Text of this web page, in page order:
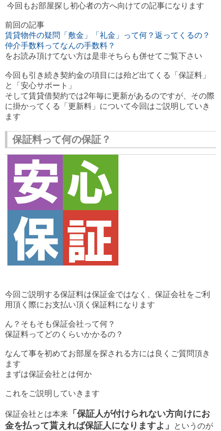
今回もお部屋探し初心者の方へ向けての記事になります
前回の記事
賃貸物件の疑問「敷金」「礼金」って何？返ってくるの？
仲介手数料ってなんの手数料？
をお読み頂けてない方は是非そちらも併せてご覧下さい
今回も引き続き契約金の項目には殆ど出てくる「保証料」
と「安心サポート」
そして賃貸借契約では2年毎に更新があるのですが、その際
に掛かってくる「更新料」について今回はご説明していき
ます
保証料って何の保証？
今回ご説明する保証料は保証金ではなく、保証会社をご利
用頂く際にお支払い頂く保証料になります
ん？そもそも保証会社って何？
保証料ってどのくらいかかるの？
なんて事を初めてお部屋を探される方には良くご質問頂き
ます
まずは保証会社とは何か
これをご説明していきます
保証会社とは本来 「保証人が付けられない方向けにお
金を払って貰えれば保証人になりますよ」
というのが